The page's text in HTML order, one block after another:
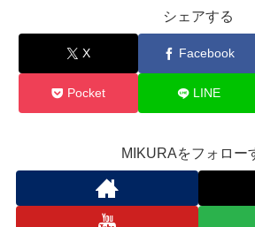
シェアする
X Facebook
Pocket LINE
MIKURAをフォロー